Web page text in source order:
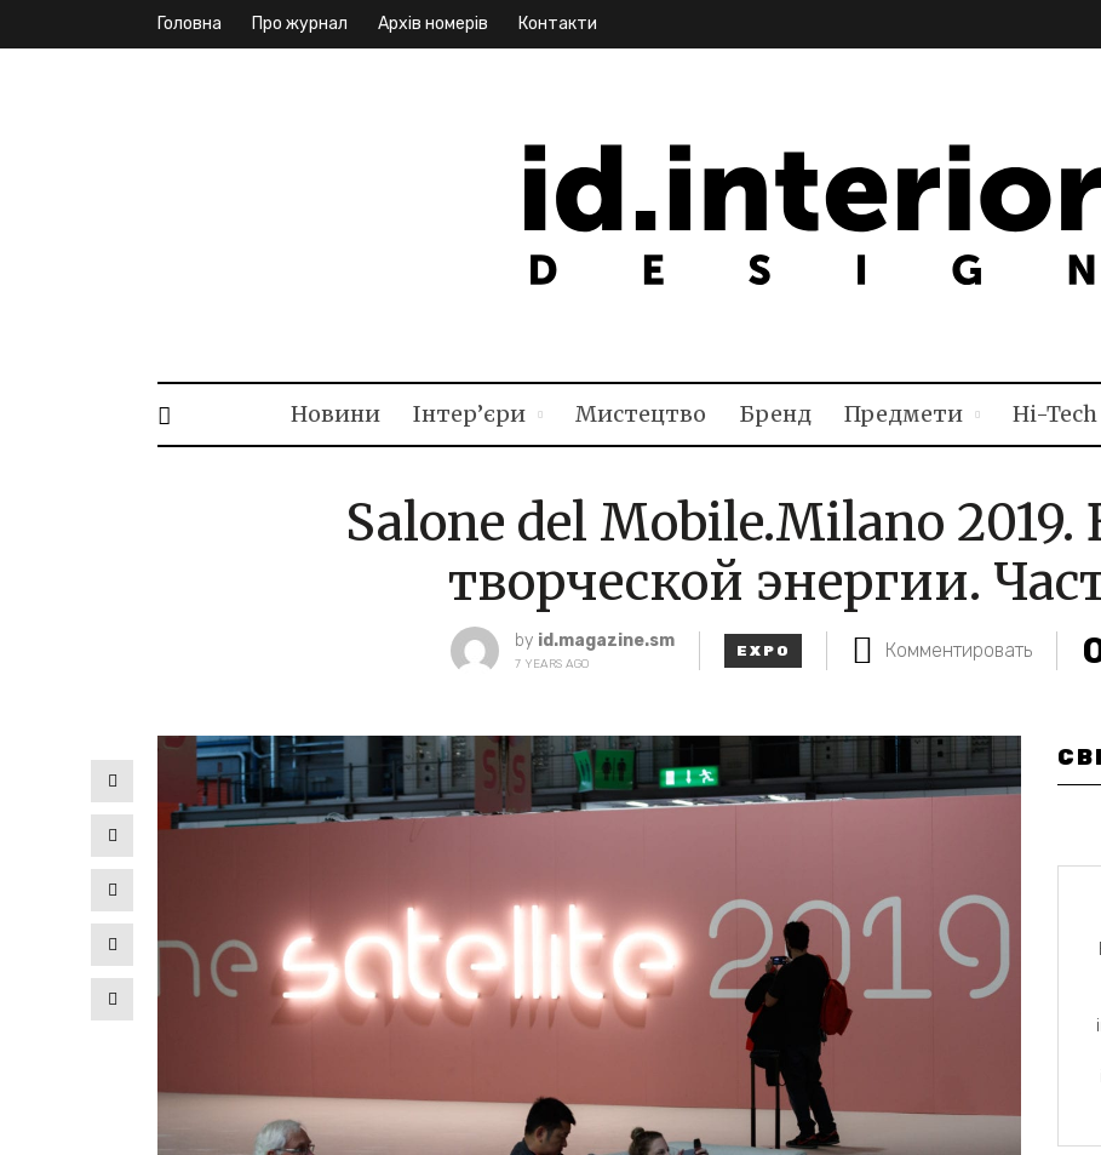
Головна Про журнал Архів номерів Контакти
Новини Інтер’єри Мистецтво Бренд Предмети Hi-Tech
Salone del Mobile.Milano 2019.
творческой энергии.
by id.magazine.sm
7 YEARS AGO
EXPO Комментировать